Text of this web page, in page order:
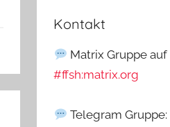
Kontakt
Matrix Gruppe auf
#ffsh:matrix.org
Telegram Gruppe: